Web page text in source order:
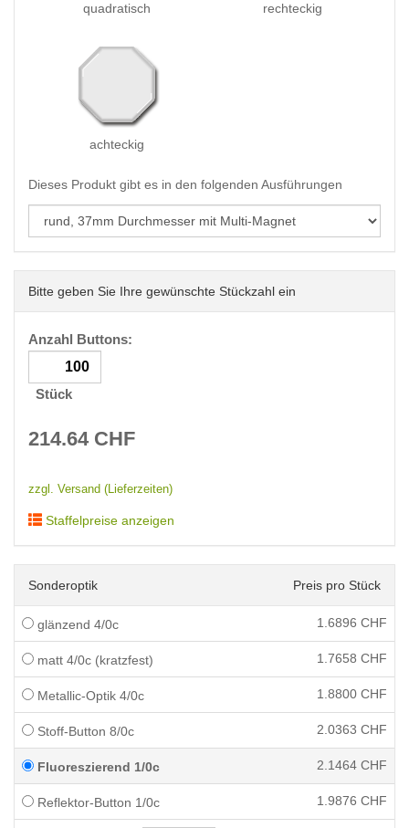
quadratisch rechteckig
achteckig
Dieses Produkt gibt es in den folgenden Ausführungen
Bitte geben Sie Ihre gewünschte Stückzahl ein
Anzahl Buttons:
Stück
214.64 CHF
zzgl. Versand (Lieferzeiten)
Staffelpreise anzeigen
Sonderoptik Preis pro Stück
glänzend 4/0c 1.6896 CHF
matt 4/0c (kratzfest) 1.7658 CHF
Metallic-Optik 4/0c 1.8800 CHF
Stoff-Button 8/0c 2.0363 CHF
Fluoreszierend 1/0c 2.1464 CHF
Reflektor-Button 1/0c 1.9876 CHF